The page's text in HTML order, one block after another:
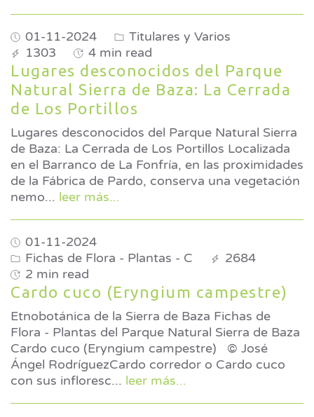
01-11-2024
Titulares y Varios
1303
4 min read
Lugares desconocidos del Parque
Natural Sierra de Baza: La Cerrada
de Los Portillos
Lugares desconocidos del Parque Natural Sierra
de Baza: La Cerrada de Los Portillos Localizada
en el Barranco de La Fonfría, en las proximidades
de la Fábrica de Pardo, conserva una vegetación
nemo... leer más...
01-11-2024
Fichas de Flora - Plantas - C
2684
2 min read
Cardo cuco (Eryngium campestre)
Etnobotánica de la Sierra de Baza Fichas de
Flora - Plantas del Parque Natural Sierra de Baza
Cardo cuco (Eryngium campestre) © José
Ángel RodríguezCardo corredor o Cardo cuco
con sus infloresc... leer más...